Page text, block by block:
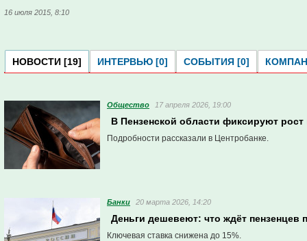
16 июля 2015, 8:10
НОВОСТИ [19] ИНТЕРВЬЮ [0] СОБЫТИЯ [0]
Общество 17 апреля 2026, 19:00
В Пензенской области фиксируют
Подробности рассказали в Центробанке.
Банки 20 марта 2026, 14:20
Деньги дешевеют: что ждёт пензенцев
Ключевая ставка снижена до 15%.